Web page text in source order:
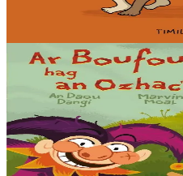
10,00 €
3 ans et plus
Timilenn
Ar Boufoun hag an
Il y a fort longtemps, vivaient
excentrique et un vieux
selon vous ? Eh bien non… Il n'y